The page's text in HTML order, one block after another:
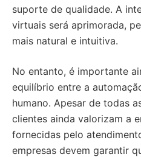
suporte de qualidade. A
virtuais será aprimorada,
mais natural e intuitiva.
No entanto, é importante
equilíbrio entre a
humano. Apesar de todas
clientes ainda valorizam a
fornecidas pelo
empresas devem garantir